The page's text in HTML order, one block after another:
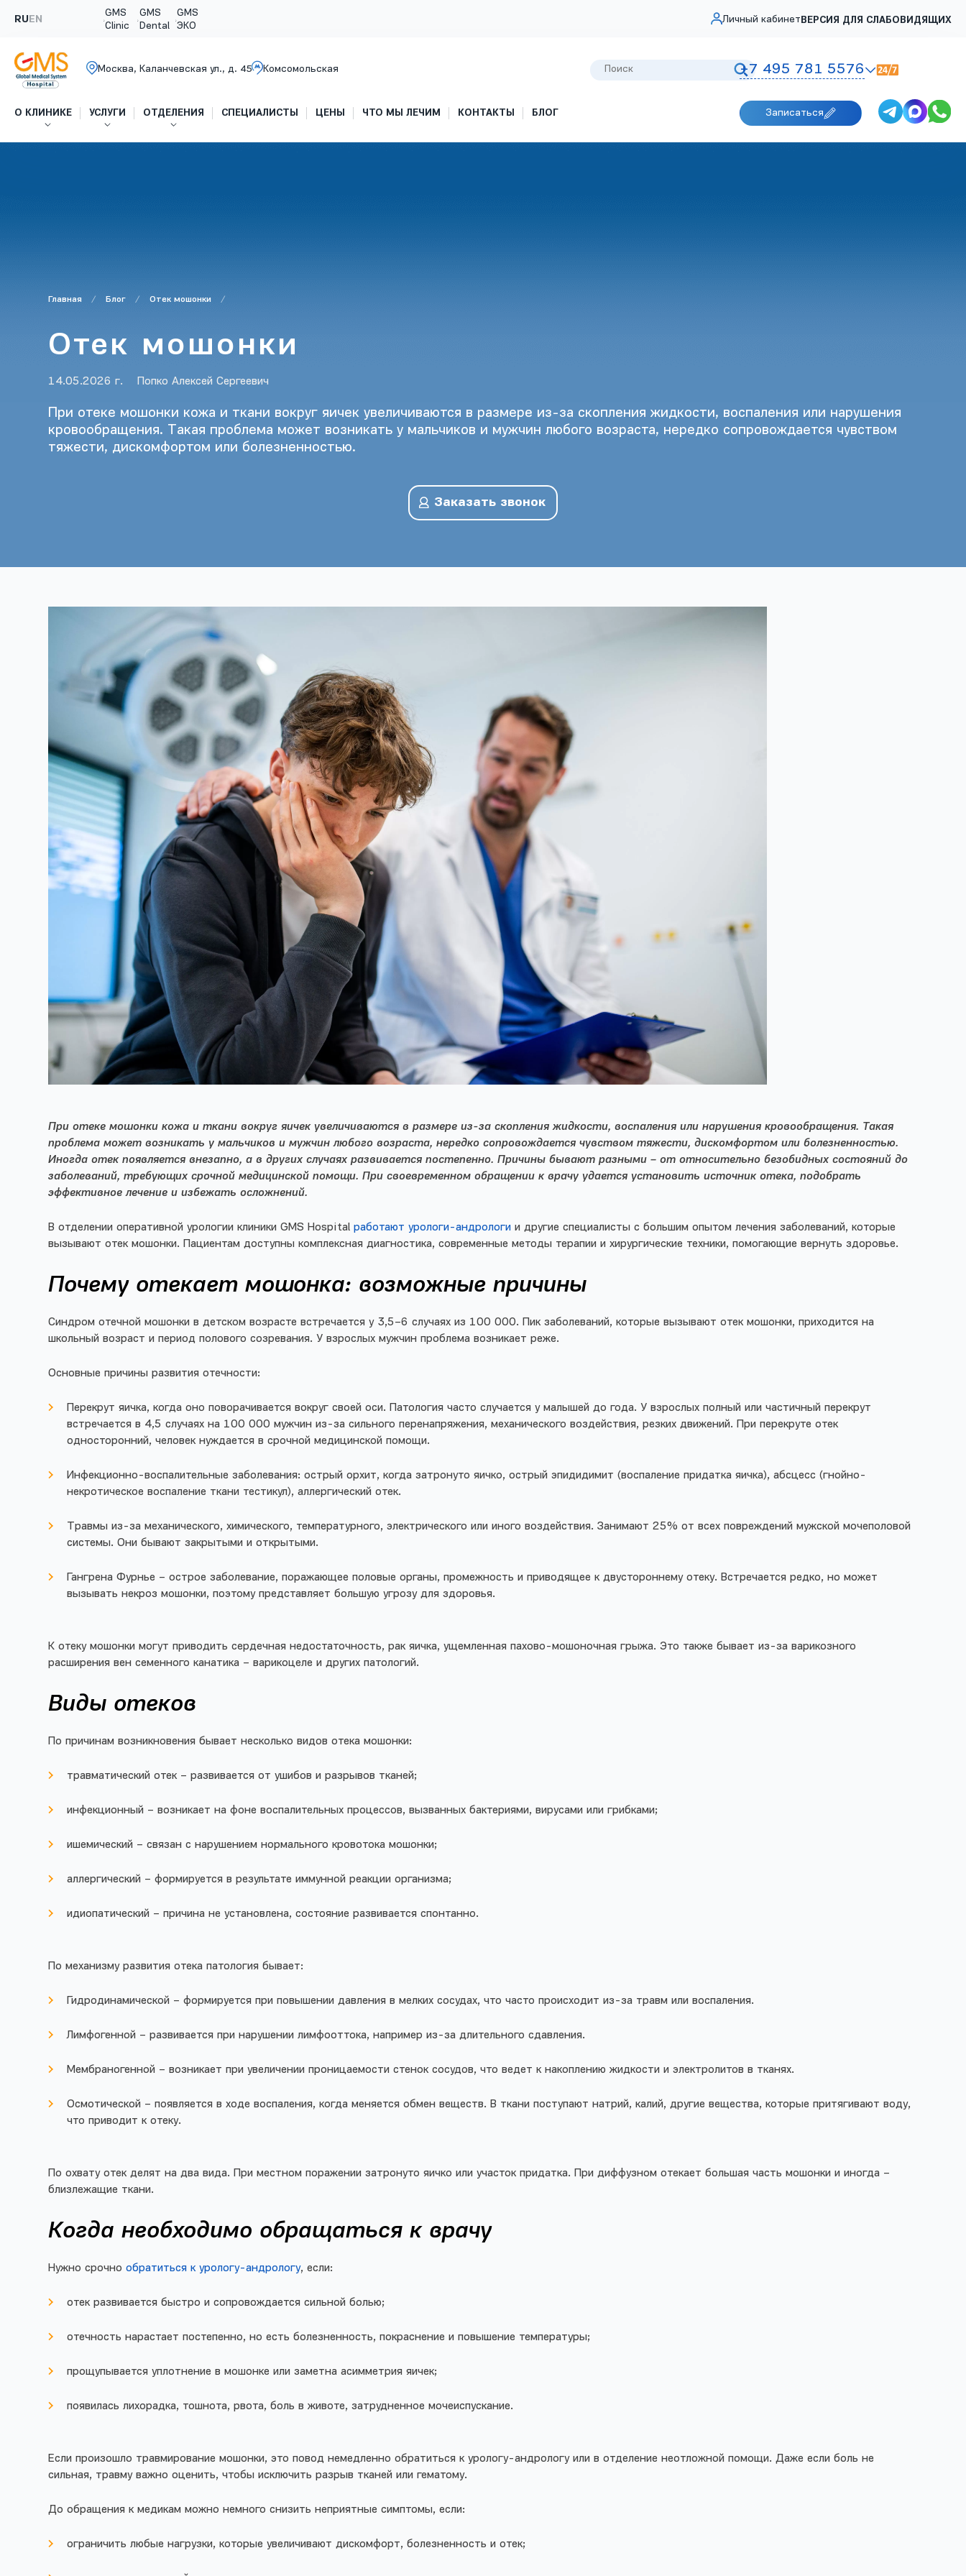
RUEN
GMS
Clinic
GMS
Dental
GMS
ЭКО
Личный кабинет ВЕРСИЯ ДЛЯ СЛАБОВИДЯЩИХ
Москва, Каланчевская ул., д. 45 Комсомольская +7 495 781 5576
О КЛИНИКЕ УСЛУГИ ОТДЕЛЕНИЯ СПЕЦИАЛИСТЫ ЦЕНЫ ЧТО МЫ ЛЕЧИМ КОНТАКТЫ БЛОГ Записаться
Главная Блог Отек мошонки
Отек мошонки
14.05.2026 г. Попко Алексей Сергеевич
При отеке мошонки кожа и ткани вокруг яичек увеличиваются в размере из-за скопления жидкости, воспаления или нарушения
кровообращения. Такая проблема может возникать у мальчиков и мужчин любого возраста, нередко сопровождается чувством
тяжести, дискомфортом или болезненностью.
Заказать звонок
Приотеке мошонки кожа и ткани вокругяичекувеличиваются в размере из-за скопления жидкости, воспаления или нарушения кровообращения. Такая
проблема может возникать у мальчиков имужчин любого возраста, нередко сопровождается чувством тяжести, дискомфортом или болезненностью.
Иногдаотекпоявляется внезапно, а в других случаях развивается постепенно.Причины бывают разными – от относительно безобидных состояний до
заболеваний, требующих срочной медицинской помощи. При своевременном обращении к врачу удается установить источникотека, подобрать
эффективное лечение и избежать осложнений.
В отделении оперативной урологии клиники GMS Hospitalработают урологи-андрологи и другие специалисты с большим опытом лечения заболеваний, которые
вызывают отек мошонки. Пациентам доступны комплексная диагностика, современные методы терапии и хирургические техники, помогающие вернуть здоровье.
Почему отекает мошонка: возможныепричины
Синдром отечной мошонки в детском возрасте встречается у 3,5–6 случаях из 100 000. Пик заболеваний, которые вызывают отек мошонки, приходится на
школьный возраст и период полового созревания. У взрослых мужчин проблема возникает реже.
Основные причины развития отечности:
Перекрут яичка, когда оно поворачивается вокруг своей оси. Патология часто случается у малышей до года. У взрослых полный или частичный перекрут
встречается в 4,5 случаях на 100 000 мужчин из-за сильного перенапряжения, механического воздействия, резких движений. При перекруте отек
односторонний, человек нуждается в срочной медицинской помощи.
Инфекционно-воспалительные заболевания: острый орхит, когда затронуто яичко, острый эпидидимит (воспаление придатка яичка), абсцесс (гнойно-
некротическое воспаление ткани тестикул), аллергический отек.
Травмы из-за механического, химического, температурного, электрического или иного воздействия. Занимают 25% от всех повреждений мужской мочеполовой
системы. Они бывают закрытыми и открытыми.
Гангрена Фурнье – острое заболевание, поражающее половые органы, промежность и приводящее к двустороннему отеку. Встречается редко, но может
вызывать некроз мошонки, поэтому представляет большую угрозу для здоровья.
К отеку мошонки могут приводить сердечная недостаточность, рак яичка, ущемленная пахово-мошоночная грыжа. Это также бывает из-за варикозного
расширения вен семенного канатика – варикоцеле и других патологий.
Виды отеков
По причинам возникновения бывает несколько видов отека мошонки:
травматический отек – развивается от ушибов и разрывов тканей;
инфекционный – возникает на фоне воспалительных процессов, вызванных бактериями, вирусами или грибками;
ишемический – связан с нарушением нормального кровотока мошонки;
аллергический – формируется в результате иммунной реакции организма;
идиопатический – причина не установлена, состояние развивается спонтанно.
По механизму развития отека патология бывает:
Гидродинамической – формируется при повышении давления в мелких сосудах, что часто происходит из-за травм или воспаления.
Лимфогенной – развивается при нарушении лимфооттока, например из-за длительного сдавления.
Мембраногенной – возникает при увеличении проницаемости стенок сосудов, что ведет к накоплению жидкости и электролитов в тканях.
Осмотической – появляется в ходе воспаления, когда меняется обмен веществ. В ткани поступают натрий, калий, другие вещества, которые притягивают воду,
что приводит к отеку.
По охвату отек делят на два вида. При местном поражении затронуто яичко или участок придатка. При диффузном отекает большая часть мошонки и иногда –
близлежащие ткани.
Когда необходимо обращаться к врачу
Нужно срочнообратиться к урологу-андрологу, если:
отек развивается быстро и сопровождается сильной болью;
отечность нарастает постепенно, но есть болезненность, покраснение и повышение температуры;
прощупывается уплотнение в мошонке или заметна асимметрия яичек;
появилась лихорадка, тошнота, рвота, боль в животе, затрудненное мочеиспускание.
Если произошло травмирование мошонки, это повод немедленно обратиться к урологу-андрологу или в отделение неотложной помощи. Даже если боль не
сильная, травму важно оценить, чтобы исключить разрыв тканей или гематому.
До обращения к медикам можно немного снизить неприятные симптомы, если:
ограничить любые нагрузки, которые увеличивают дискомфорт, болезненность и отек;